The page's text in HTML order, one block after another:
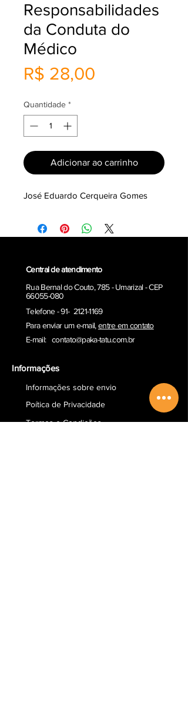
Responsabilidades
da Conduta do
Médico
R$ 28,00
Quantidade *
Adicionar ao carrinho
José Eduardo Cerqueira Gomes
Central de atendimento
Rua Bernal do Couto, 785 - Umarizal - CEP
66055-080
Telefone - 91- 2121-1169
Para enviar um e-mail,entre em contato
E-mail: contato@paka-tatu.com.br
Informações
Informações sobre envio
Poítica de Privacidade
Termos e Condições